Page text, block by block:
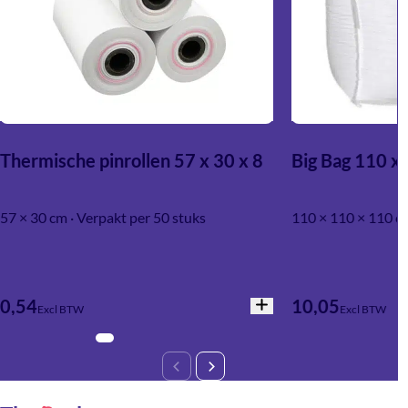
Thermische pinrollen 57 x 30 x 8
57 × 30 cm · Verpakt per 50 stuks
0,54Excl BTW
Big Bag 110
110 × 110 × 110
10,05Excl BTW